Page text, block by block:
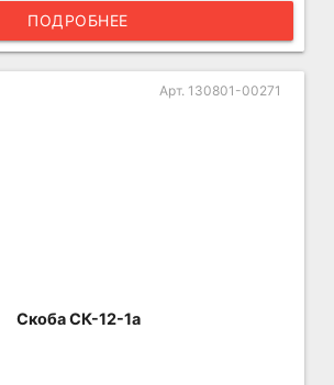
ПОДРОБНЕЕ
Арт. 130801-00271
Скоба СК-12-1а